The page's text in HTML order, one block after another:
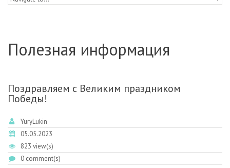
Полезная информация
Поздравляем с Великим праздником
Победы!
YuryLukin
05.05.2023
823 view(s)
0 comment(s)